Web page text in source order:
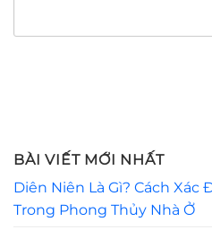
BÀI VIẾT MỚI NHẤT
Diên Niên Là Gì? Cách
Trong Phong Thủy Nhà Ở